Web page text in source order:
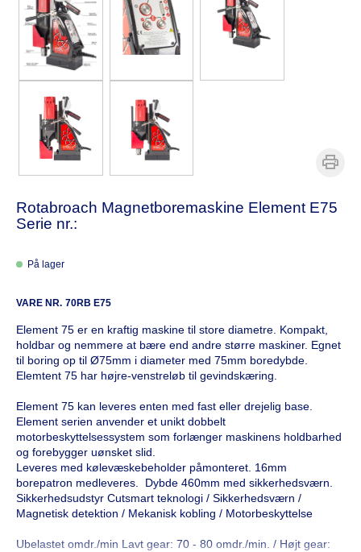
Rotabroach Magnetboremaskine Element E75
Serie nr.:
På lager
VARE NR. 70RB E75
Element 75 er en kraftig maskine til store diametre. Kompakt,
holdbar og nemmere at bære end andre større maskiner. Egnet
til boring op til Ø75mm i diameter med 75mm boredybde.
Elemtent 75 har højre-venstreløb til gevindskæring.
Element 75 kan leveres enten med fast eller drejelig base.
Element serien anvender et unikt dobbelt
motorbeskyttelsessystem som forlænger maskinens holdbarhed
og forebygger uønsket slid.
Leveres med kølevæskebeholder påmonteret. 16mm
borepatron medleveres. Dybde 460mm med sikkerhedsværn.
Sikkerhedsudstyr Cutsmart teknologi / Sikkerhedsværn /
Magnetisk detektion / Mekanisk kobling / Motorbeskyttelse
Ubelastet omdr./min Lavt gear: 70 - 80 omdr./min. / Højt gear: